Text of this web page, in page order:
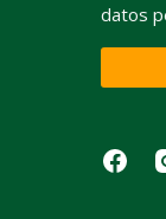
datos